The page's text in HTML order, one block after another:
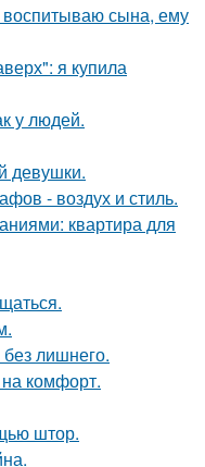
сына, ему
я купила
у людей.
девушки.
- воздух и стиль.
квартира для
лишнего.
комфорт.
штор.